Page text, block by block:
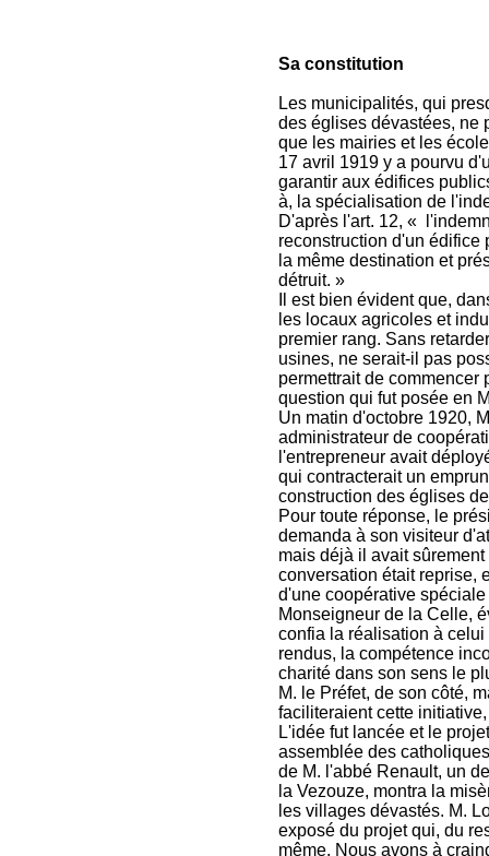
Sa constitution
Les municipalités, qui
des églises dévastées, ne
que les mairies et les
17 avril 1919 y a pourvu
garantir aux édifices
à, la spécialisation de
D'après l'art. 12, «
reconstruction d'un édifice
la même destination et
détruit. »
Il est bien évident que,
les locaux agricoles et
premier rang. Sans
usines, ne serait-il pas
permettrait de commencer
question qui fut posée en
Un matin d'octobre 1920,
administrateur de
l'entrepreneur avait
qui contracterait un
construction des églises
Pour toute réponse, le
demanda à son visiteur
mais déjà il avait
conversation était reprise,
d'une coopérative
Monseigneur de la Celle,
confia la réalisation à
rendus, la compétence
charité dans son sens le
M. le Préfet, de son côté,
faciliteraient cette
L'idée fut lancée et le
assemblée des
de M. l'abbé Renault, un
la Vezouze, montra la
les villages dévastés. M.
exposé du projet qui, du
même. Nous avons à